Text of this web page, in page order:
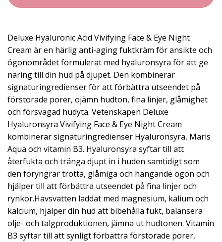
Deluxe Hyaluronic Acid Vivifying Face & Eye Night
Cream är en härlig anti-aging fuktkräm för ansikte och
ögonområdet formulerat med hyaluronsyra för att ge
näring till din hud på djupet. Den kombinerar
signaturingredienser för att förbättra utseendet på
förstorade porer, ojämn hudton, fina linjer, glåmighet
och försvagad hudyta. Vetenskapen Deluxe
Hyaluronsyra Vivifying Face & Eye Night Cream
kombinerar signaturingredienser Hyaluronsyra, Maris
Aqua och vitamin B3. Hyaluronsyra syftar till att
återfukta och tränga djupt in i huden samtidigt som
den föryngrar trötta, glåmiga och hängande ögon och
hjälper till att förbättra utseendet på fina linjer och
rynkor.Havsvatten laddat med magnesium, kalium och
kalcium, hjälper din hud att bibehålla fukt, balansera
olje- och talgproduktionen, jämna ut hudtonen. Vitamin
B3 syftar till att synligt förbättra förstorade porer,